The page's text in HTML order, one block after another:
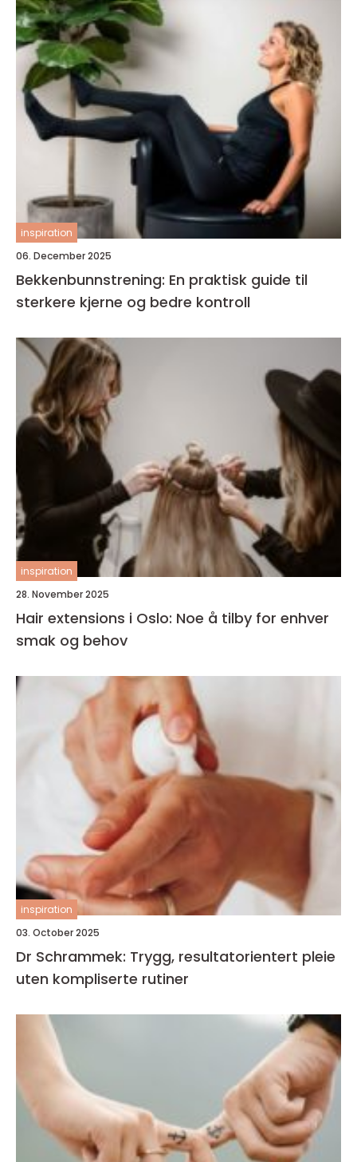
inspiration
06. December 2025
Bekkenbunnstrening: En praktisk guide til
sterkere kjerne og bedre kontroll
inspiration
28. November 2025
Hair extensions i Oslo: Noe å tilby for enhver
smak og behov
inspiration
03. October 2025
Dr Schrammek: Trygg, resultatorientert pleie
uten kompliserte rutiner